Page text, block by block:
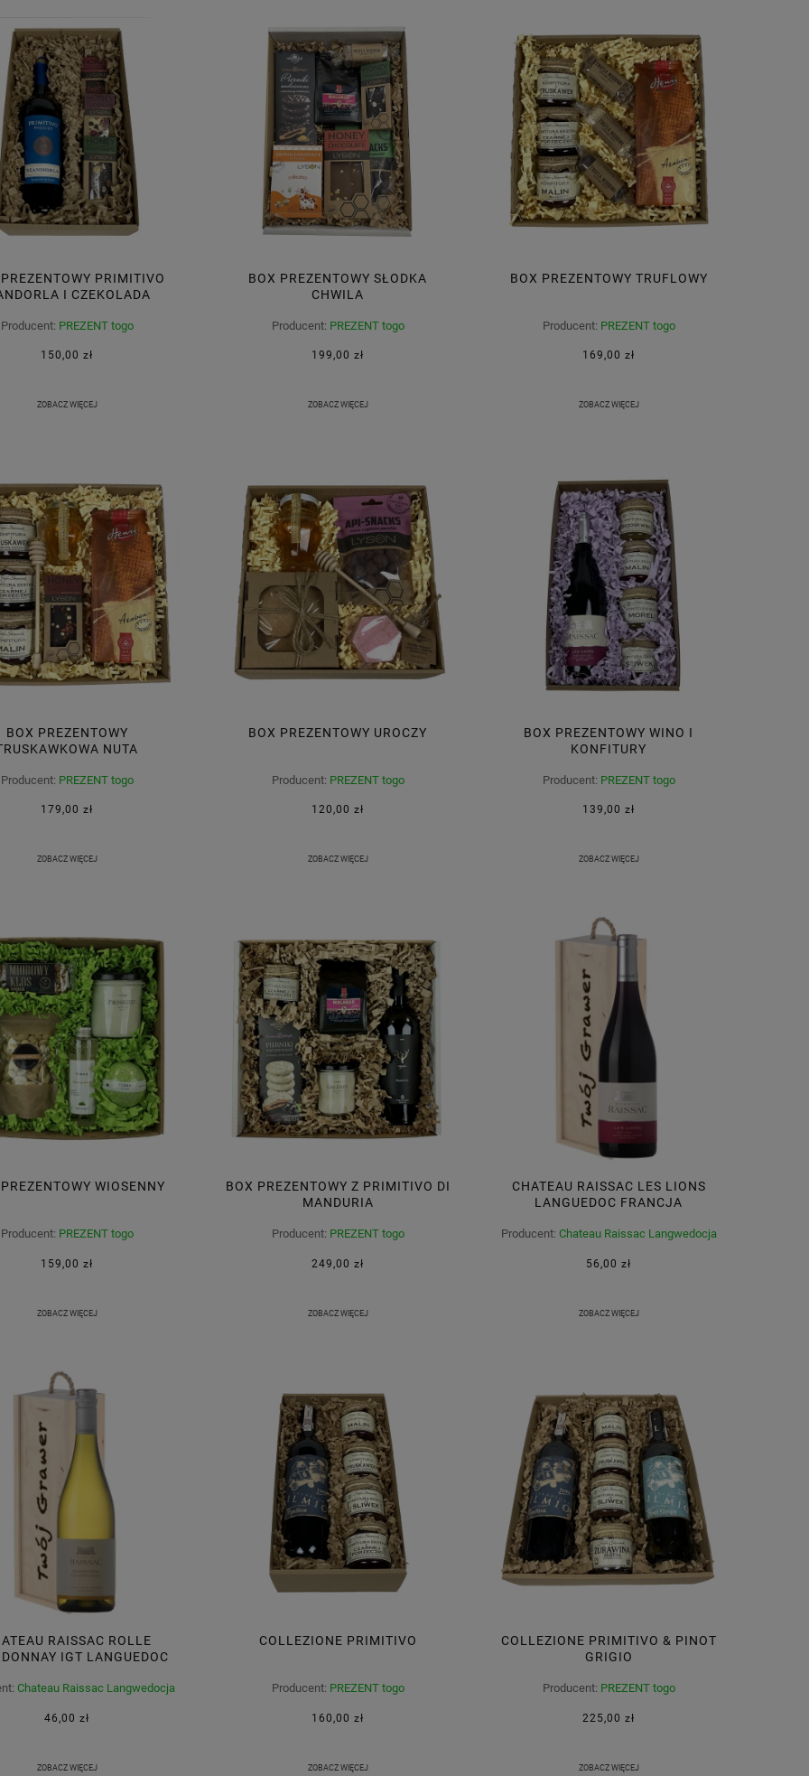
PRIMITIVO
I CZEKOLADA
Producent: PREZENT togo
150,00 zł
ZOBACZ WIĘCEJ
BOX PREZENTOWY SŁODKA
CHWILA
Producent: PREZENT togo
199,00 zł
ZOBACZ WIĘCEJ
BOX PREZENTOWY TRUFLOWY
Producent: PREZENT togo
169,00 zł
ZOBACZ WIĘCEJ
BOX PREZENTOWY
NUTA
Producent: PREZENT togo
179,00 zł
ZOBACZ WIĘCEJ
BOX PREZENTOWY UROCZY
Producent: PREZENT togo
120,00 zł
ZOBACZ WIĘCEJ
BOX PREZENTOWY WINO I
KONFITURY
Producent: PREZENT togo
139,00 zł
ZOBACZ WIĘCEJ
WIOSENNY
Producent: PREZENT togo
159,00 zł
ZOBACZ WIĘCEJ
BOX PREZENTOWY Z PRIMITIVO DI
MANDURIA
Producent: PREZENT togo
249,00 zł
ZOBACZ WIĘCEJ
CHATEAU RAISSAC LES LIONS
LANGUEDOC FRANCJA
Producent: Chateau Raissac Langwedocja
56,00 zł
ZOBACZ WIĘCEJ
RAISSAC ROLLE
IGT LANGUEDOC
Chateau Raissac Langwedocja
46,00 zł
ZOBACZ WIĘCEJ
COLLEZIONE PRIMITIVO
Producent: PREZENT togo
160,00 zł
ZOBACZ WIĘCEJ
COLLEZIONE PRIMITIVO & PINOT
GRIGIO
Producent: PREZENT togo
225,00 zł
ZOBACZ WIĘCEJ